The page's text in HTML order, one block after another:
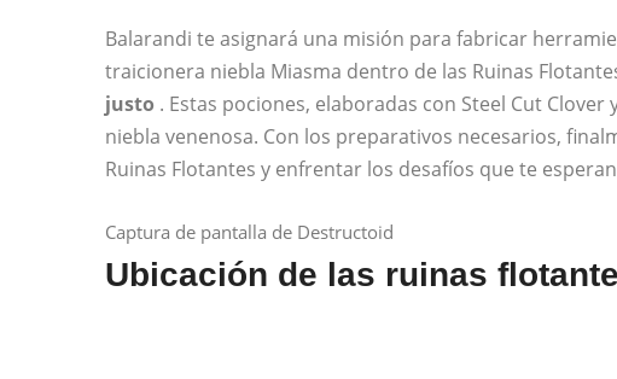
Balarandi te asignará una misión para fabricar
traicionera niebla Miasma dentro de las Ruinas
justo . Estas pociones, elaboradas con Steel Cut
niebla venenosa. Con los preparativos necesarios,
Ruinas Flotantes y enfrentar los desafíos que te
Captura de pantalla de Destructoid
Ubicación de las ruinas